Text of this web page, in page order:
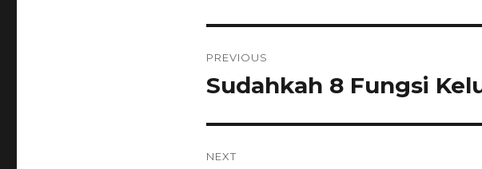
navigation
PREVIOUS
Previous
Sudahkah 8 Fungsi
NEXT